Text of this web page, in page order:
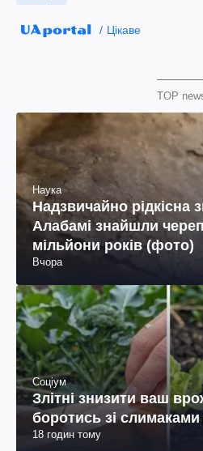
Цікаве
TOP
Наука
Надзвичайно рідкісна
Алабамі знайшли
мільйони років (фото)
Вчора
Соціум
Злітні знизити ваш
боротись зі слимаками
18 годин тому